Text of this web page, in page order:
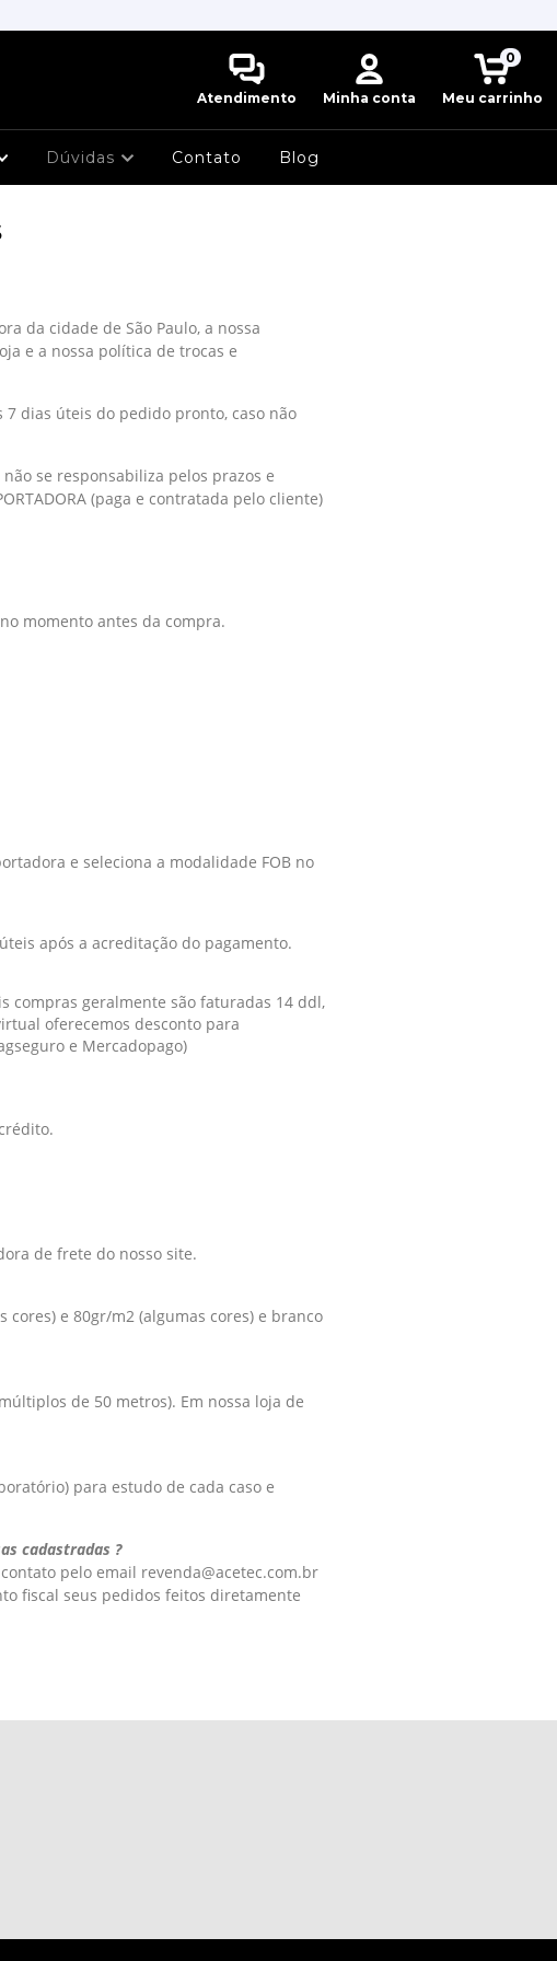
Atendimento Minha conta Meu carrinho
0
Dúvidas Contato Blog
da cidade de São Paulo, a nossa
e a nossa política de trocas e
dias úteis do pedido pronto, caso não
se responsabiliza pelos prazos e
(paga e contratada pelo cliente)
momento antes da compra.
e seleciona a modalidade FOB no
após a acreditação do pagamento.
compras geralmente são faturadas 14 ddl,
oferecemos desconto para
e Mercadopago)
de frete do nosso site.
cores) e 80gr/m2 (algumas cores) e branco
de 50 metros). Em nossa loja de
para estudo de cada caso e
cadastradas ?
pelo email revenda@acetec.com.br
fiscal seus pedidos feitos diretamente